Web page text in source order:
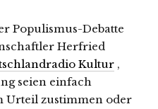
Populismus-Debatte
Herfried
Kultur ,
seien einfach
Urteil zustimmen oder